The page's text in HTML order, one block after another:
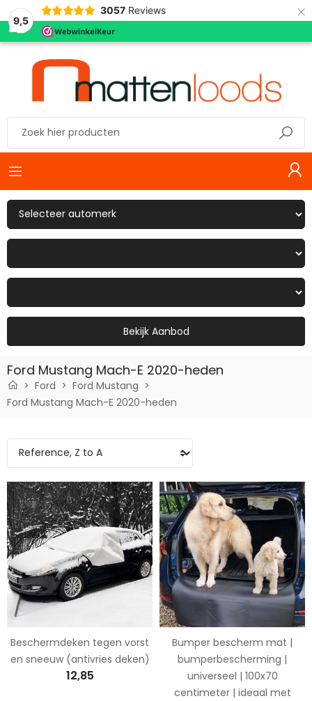
9,5
3057 Reviews ×
Bekijk Aanbod
Ford Mustang Mach-E 2020-heden
Ford
Ford Mustang
Ford Mustang Mach-E 2020-heden
Beschermdeken tegen vorst
en sneeuw (antivries deken)
12,85
Bumper bescherm mat |
bumperbescherming |
universeel | 100x70
centimeter | ideaal met